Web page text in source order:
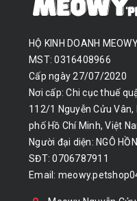
HỘ KINH DOANH
MST: 0316408966
Cấp ngày 27/07/2020
Nơi cấp: Chi cục thuế
112/1 Nguyễn Cửu
phố Hồ Chí Minh, Việt
Người đại diện: NGÔ
SĐT: 0706787911
Email: